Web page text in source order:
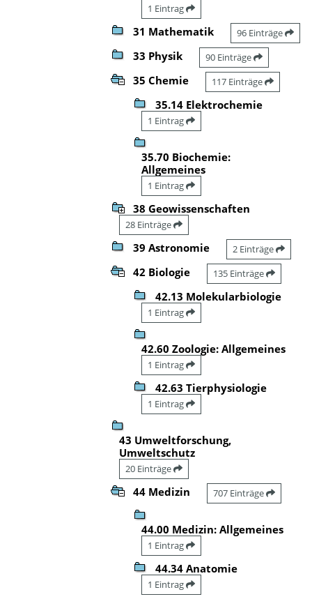
1 Eintrag
31 Mathematik 96 Einträge
33 Physik 90 Einträge
35 Chemie 117 Einträge
35.14 Elektrochemie
1 Eintrag
35.70 Biochemie:
Allgemeines
1 Eintrag
38 Geowissenschaften
28 Einträge
39 Astronomie 2 Einträge
42 Biologie 135 Einträge
42.13 Molekularbiologie
1 Eintrag
42.60 Zoologie: Allgemeines
1 Eintrag
42.63 Tierphysiologie
1 Eintrag
43 Umweltforschung,
Umweltschutz
20 Einträge
44 Medizin 707 Einträge
44.00 Medizin: Allgemeines
1 Eintrag
44.34 Anatomie
1 Eintrag